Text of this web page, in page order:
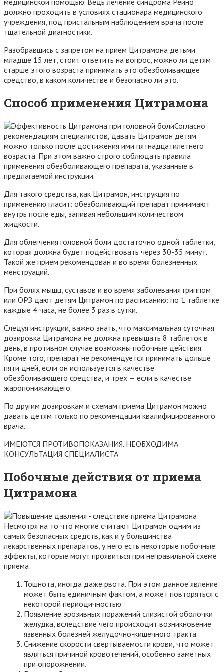
медицинской помощью. Ведь лечение синдрома Рейно
должно проходить в условиях стационара медицинского
учреждения, под пристальным наблюдением врача после
тщательной диагностики.
Разобравшись с запретом на прием Цитрамона детьми
младше 15 лет, стоит ответить на вопрос, можно ли детям
старше этого возраста принимать это обезболивающее
средство, в каком количестве и безопасно ли это.
Способ применения Цитрамона
Согласно
рекомендациям специалистов, давать Цитрамон детям
можно только после достижения ими пятнадцатилетнего
возраста. При этом важно строго соблюдать правила
применения обезболивающего препарата, указанные в
предлагаемой инструкции.
Для такого средства, как Цитрамон, инструкция по
применению гласит: обезболивающий препарат принимают
внутрь после еды, запивая небольшим количеством
жидкости.
Для облегчения головной боли достаточно одной таблетки,
которая должна будет подействовать через 30-35 минут.
Такой же прием рекомендован и во время болезненных
менструаций.
При болях мышц, суставов и во время заболевания гриппом
или ОРЗ дают детям Цитрамон по расписанию: по 1 таблетке
каждые 4 часа, не более 3 раз в сутки.
Следуя инструкции, важно знать, что максимальная суточная
дозировка Цитрамона не должна превышать 8 таблеток в
день, в противном случае возможны побочные действия.
Кроме того, препарат не рекомендуется принимать дольше
пяти дней, если он используется в качестве
обезболивающего средства, и трех — если в качестве
жаропонижающего.
По другим дозировкам и схемам приема Цитрамон можно
давать детям только по рекомендации квалифицированного
врача.
ИМЕЮТСЯ ПРОТИВОПОКАЗАНИЯ. НЕОБХОДИМА
КОНСУЛЬТАЦИЯ СПЕЦИАЛИСТА
Побочные действия от приема
Цитрамона
Несмотря на то что многие считают Цитрамон одним из
самых безопасных средств, как и у большинства
лекарственных препаратов, у него есть некоторые побочные
эффекты, которые могут проявиться при неправильной схеме
приема:
Тошнота, иногда даже рвота. При этом данное явление
может быть единичным фактом, а может повторяться с
некоторой периодичностью.
Появление эрозивных поражений слизистой оболочки
желудка, вследствие чего происходит возникновение
язвенных болезней желудочно-кишечного тракта.
Снижение скорости свертываемости крови, что может
являться причиной кровотечений, особенно заметных
при опорожнении.